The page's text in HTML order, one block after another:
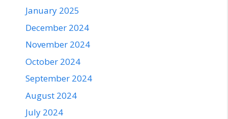
January 2025
December 2024
November 2024
October 2024
September 2024
August 2024
July 2024